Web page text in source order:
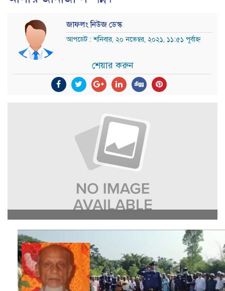
জাফলং নিউজ ডেস্ক
আপডেট : শনিবার, ২০ নভেম্বর, ২০২১, ১১:৫১ পূর্বাহ্ন
শেয়ার করুন